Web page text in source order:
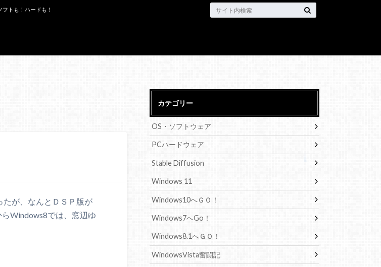
トも！ハードも！
が、なんとＤＳＰ版が
Windows8では、窓辺ゆ
カテゴリー
OS・ソフトウェア
PCハードウェア
Stable Diffusion
Windows 11
Windows10へＧＯ！
Windows7へGo！
Windows8.1へＧＯ！
WindowsVista奮闘記